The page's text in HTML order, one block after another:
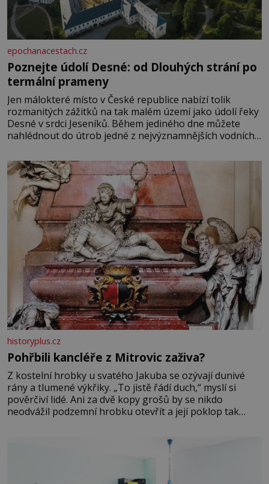
epochanacestach.cz
Poznejte údolí Desné: od Dlouhých strání po
termální prameny
Jen málokteré místo v České republice nabízí tolik
rozmanitých zážitků na tak malém území jako údolí řeky
Desné v srdci Jeseníků. Během jediného dne můžete
nahlédnout do útrob jedné z nejvýznamnějších vodních
se na koloběžce a den zakončit poznáváním památek ve
Velkých Losinách nebo v termálním
historyplus.cz
Pohřbili kancléře z Mitrovic zaživa?
Z kostelní hrobky u svatého Jakuba se ozývají dunivé
rány a tlumené výkřiky. „To jistě řádí duch,“ myslí si
pověrčiví lidé. Ani za dvě kopy grošů by se nikdo
neodvážil podzemní hrobku otevřít a její poklop tak
burácení skutečně ustane. Když o mnoho let později